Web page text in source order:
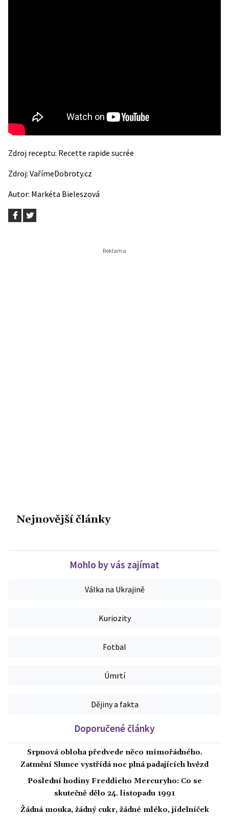
Zdroj receptu: Recette rapide sucrée
Zdroj: VařímeDobroty.cz
Autor: Markéta Bieleszová
Nejnovější články
Mohlo by vás zajímat
Válka na Ukrajině
Kuriozity
Fotbal
Úmrtí
Dějiny a fakta
Doporučené články
Srpnová obloha předvede něco mimořádného.
Zatmění Slunce vystřídá noc plná padajících hvězd
Poslední hodiny Freddieho Mercuryho: Co se
skutečně dělo 24. listopadu 1991
Žádná mouka, žádný cukr, žádné mléko, jídelníček